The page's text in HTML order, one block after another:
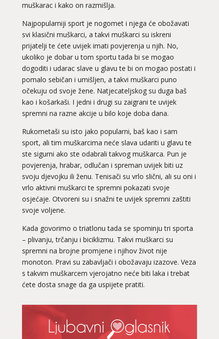
muškarac i kako on razmišlja.
Najpopularniji sport je nogomet i njega će obožavati
svi klasični muškarci, a takvi muškarci su iskreni
prijatelji te ćete uvijek imati povjerenja u njih. No,
ukoliko je dobar u tom sportu tada bi se mogao
dogoditi i udarac slave u glavu te bi on mogao postati i
pomalo sebičan i umišljen, a takvi muškarci puno
očekuju od svoje žene. Natjecateljskog su duga baš
kao i košarkaši. I jedni i drugi su zaigrani te uvijek
spremni na razne akcije u bilo koje doba dana.
Rukometaši su isto jako popularni, baš kao i sam
sport, ali tim muškarcima neće slava udariti u glavu te
ste sigurni ako ste odabrali takvog muškarca. Pun je
povjerenja, hrabar, odlučan i spreman uvijek biti uz
svoju djevojku ili ženu. Tenisači su vrlo slični, ali su oni i
vrlo aktivni muškarci te spremni pokazati svoje
osjećaje. Otvoreni su i snažni te uvijek spremni zaštiti
svoje voljene.
Kada govorimo o triatlonu tada se spominju tri sporta
– plivanju, trčanju i biciklizmu. Takvi muškarci su
spremni na brojne promjene i njihov život nije
monoton. Pravi su zabavljači i obožavaju izazove. Veza
s takvim muškarcem vjerojatno neće biti laka i trebat
ćete dosta snage da ga uspijete pratiti.